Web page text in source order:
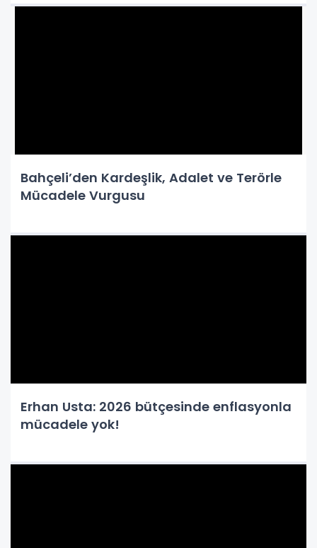
Bahçeli’den Kardeşlik, Adalet ve Terörle
Mücadele Vurgusu
Erhan Usta: 2026 bütçesinde enflasyonla
mücadele yok!